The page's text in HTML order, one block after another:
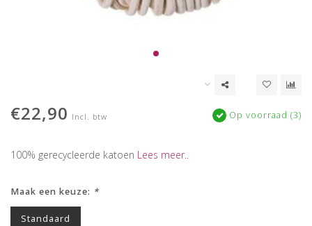
€22,90 Incl. btw Op voorraad (3)
100% gerecycleerde katoen Lees meer..
Maak een keuze: *
Standaard